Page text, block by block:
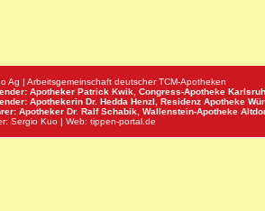
Ag | Arbeitsgemeinschaft deutscher TCM-Apotheken
Apotheker Patrick Kwik, Congress-Apotheke
Apothekerin Dr. Hedda Henzl, Residenz Apotheke
Apotheker Dr. Ralf Schabik, Wallenstein-Apotheke
Sergio Kuo | Web: tippen-portal.de